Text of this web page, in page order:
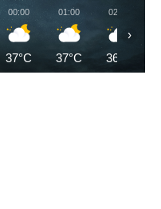
00:00
37°C
01:00
37°C
02:00
36°C
›